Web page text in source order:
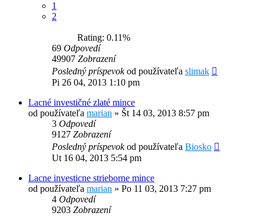
1
2
Rating: 0.11%
69 Odpovedí
49907 Zobrazení
Posledný príspevokod používateľa slimak
Pi 26 04, 2013 1:10 pm
Lacné investičné zlaté mince
od používateľa marian » Št 14 03, 2013 8:57 pm
3 Odpovedí
9127 Zobrazení
Posledný príspevokod používateľa Biosko
Ut 16 04, 2013 5:54 pm
Lacne investicne strieborne mince
od používateľa marian » Po 11 03, 2013 7:27 pm
4 Odpovedí
9203 Zobrazení